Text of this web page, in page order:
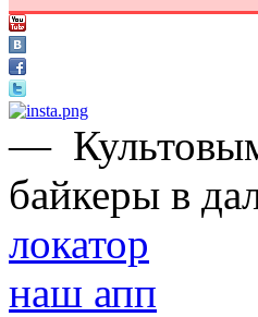
—
байкеры в
локатор
наш апп